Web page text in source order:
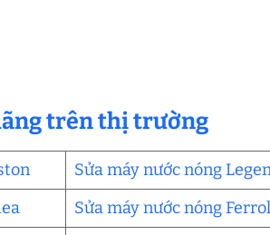
trên thị trường
Sửa máy nước nóng
Sửa máy nước nóng